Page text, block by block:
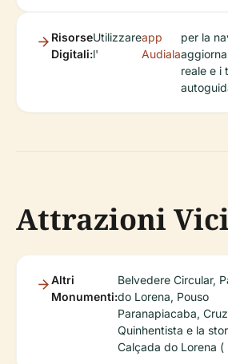
Risorse
Digitali:
Utilizzare
l'
app
Audiala
per la
reale e i
Attrazioni
Altri
Monumenti:
Belvedere Circular,
do Lorena, Pouso
Paranapiacaba,
Quinhentista e la
Calçada do Lorena (